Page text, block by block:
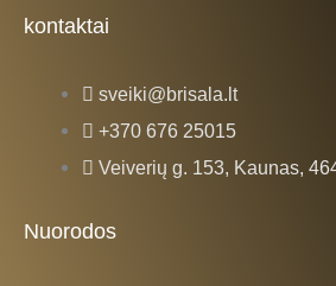
c
e
b
o
t
a
kontaktai
sveiki@brisala.lt
+370 676 25015
Veiverių g. 153, Kaunas,
Nuorodos